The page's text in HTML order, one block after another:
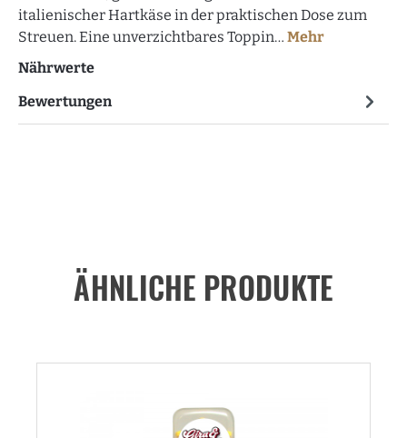
italienischer Hartkäse in der praktischen Dose zum
Streuen. Eine unverzichtbares Toppin… Mehr
Nährwerte
Bewertungen
ÄHNLICHE PRODUKTE